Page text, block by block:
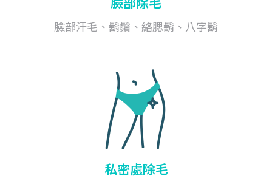
臉部汗毛、鬍鬚、絡腮鬍、八字鬍
私密處除毛